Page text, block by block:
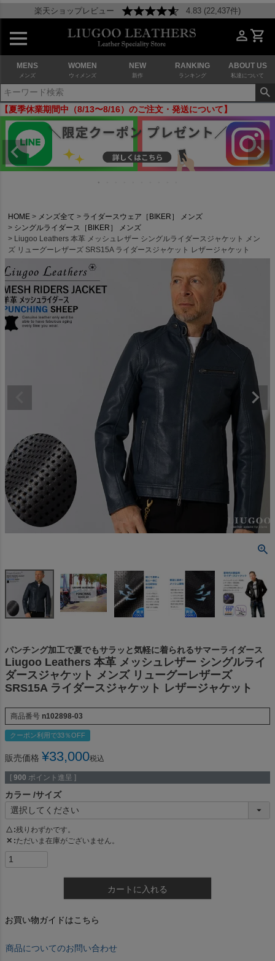
楽天ショップレビュー 4.83 (22,437件)
MENS
メンズ
WOMEN
ウィメンズ
NEW
新作
RANKING
ランキング
ABOUT US
私達について
【夏季休業期間中（8/13〜8/16）のご注文・発送について】
HOME メンズ全て
ライダースウェア［BIKER］ メンズ
シングルライダース［BIKER］ メンズ
Liugoo Leathers 本革 メッシュレザー シングルライダースジャケット メン
ズ リューグーレザーズ SRS15A ライダースジャケット レザージャケット
パンチング加工で夏でもサラッと気軽に着られるサマーライダース
Liugoo Leathers 本革 メッシュレザー シングルライ
ダースジャケット メンズ リューグーレザーズ
SRS15A ライダースジャケット レザージャケット
商品番号 n102898-03
クーポン利用で33％OFF
販売価格 ¥33,000税込
[ 900 ポイント進呈 ]
カラー サイズ
△ 残りわずかです。
✕ ただいま在庫がございません。
カートに入れる
お買い物ガイドはこちら
商品についてのお問い合わせ